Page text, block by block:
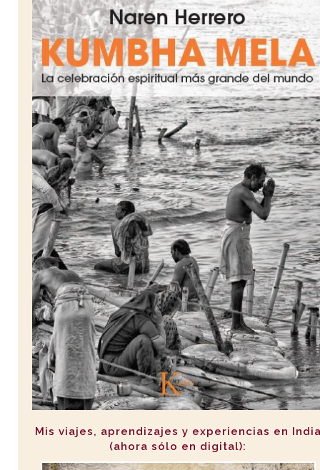
Mis viajes, aprendizajes y experiencias en
(ahora sólo en digital):